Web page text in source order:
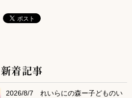
新着記事
2026/8/7 れいらにの森ー子どものい